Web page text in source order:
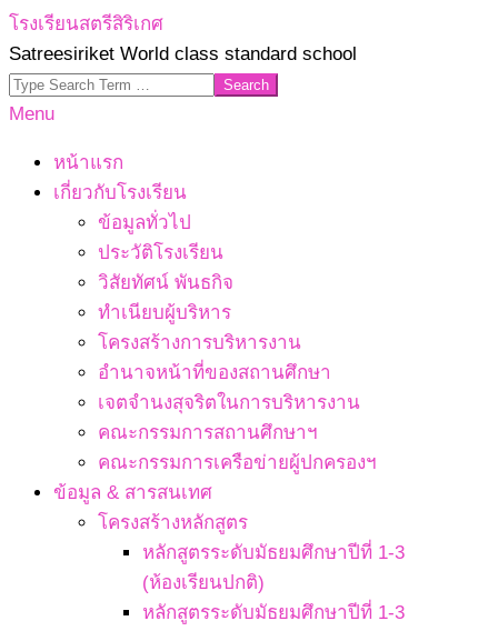
Skip
to
content
โรงเรียนสตรีสิริเกศ
Satreesiriket World class standard school
Search
Primary
Menu
Menu
หน้าแรก
เกี่ยวกับโรงเรียน
ข้อมูลทั่วไป
ประวัติโรงเรียน
วิสัยทัศน์ พันธกิจ
ทำเนียบผู้บริหาร
โครงสร้างการบริหารงาน
อำนาจหน้าที่ของสถานศึกษา
เจตจํานงสุจริตในการบริหารงาน
คณะกรรมการสถานศึกษาฯ
คณะกรรมการเครือข่ายผู้ปกครองฯ
ข้อมูล & สารสนเทศ
โครงสร้างหลักสูตร
หลักสูตรระดับมัธยมศึกษาปีที่ 1-3
(ห้องเรียนปกติ)
หลักสูตรระดับมัธยมศึกษาปีที่ 1-3